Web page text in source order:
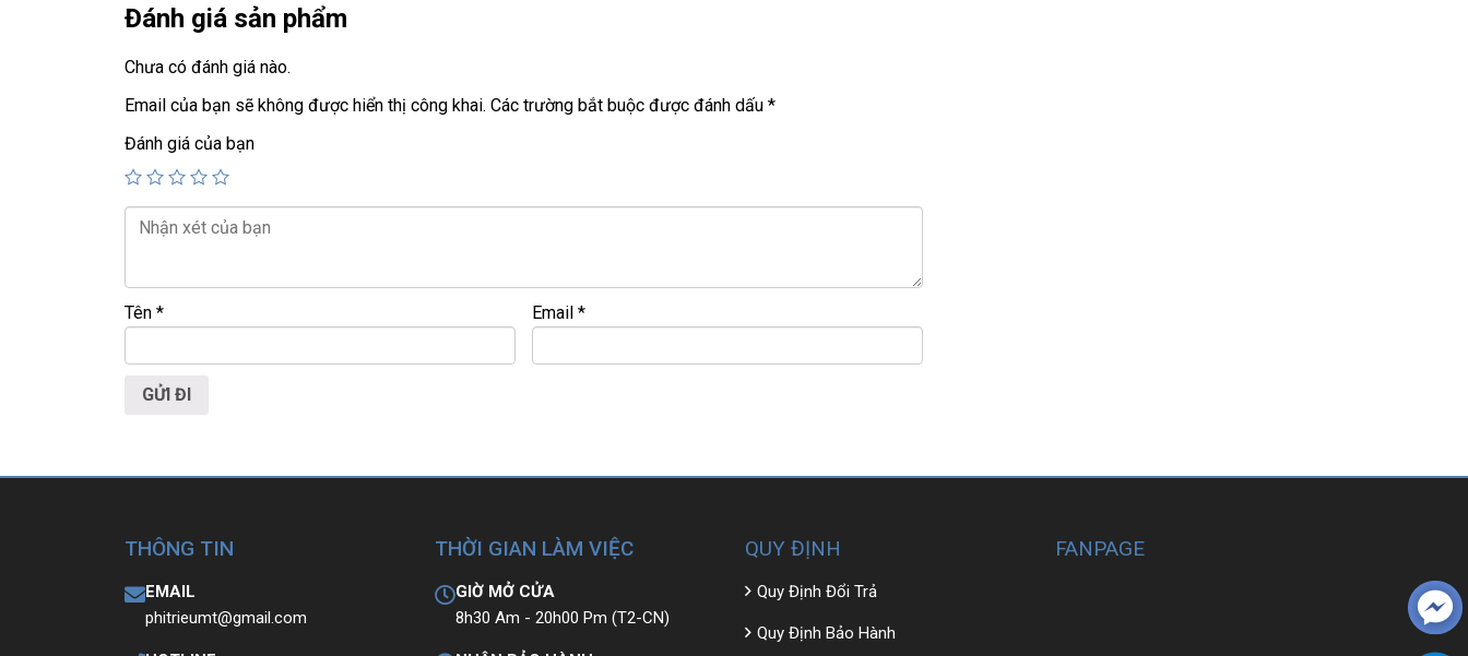
==> Vga Nvida Quadro T1000
+ Pin 5h-7h
+ phím chiclet, full phím số, có đèn bàn phím.
Giá :18.9tr
💻LAPTOP TRIỀU PHÁT • UY TÍN • CHẤT LƯỢNG • GIÁ TỐT💻
📞
Hotline / Zalo:
🌐Website: https://laptoptrieuphat.com
Tất cảsản phẩm tại Laptop Triều Phát đều được kiểm tra và cam kết chính hãng 100%
Đánh giá sản phẩm
Chưa có đánh giá nào.
Email của bạn sẽ không được hiển thị công khai. Các trường bắt buộc được đánh dấu *
Đánh giá của bạn
Tên * Email *
THÔNG TIN
EMAIL
phitrieumt@gmail.com
THỜI GIAN LÀM VIỆC
GIỜ MỞ CỬA
8h30 Am - 20h00 Pm (T2-CN)
QUY ĐỊNH
Quy Định Đổi Trả
Quy Định Bảo Hành
FANPAGE